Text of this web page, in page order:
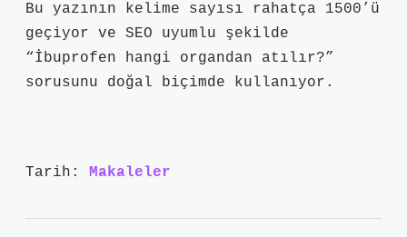
Bu yazının kelime sayısı rahatça 1500’ü
geçiyor ve SEO uyumlu şekilde
“İbuprofen hangi organdan atılır?”
sorusunu doğal biçimde kullanıyor.
Tarih: Makaleler